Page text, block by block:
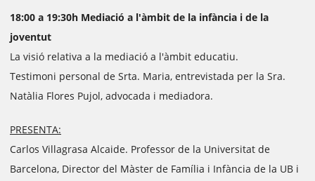
18:00 a 19:30h Mediació a l'àmbit de la infància i de la
joventut
La visió relativa a la mediació a l'àmbit educatiu.
Testimoni personal de Srta. Maria, entrevistada per la Sra.
Natàlia Flores Pujol, advocada i mediadora.
PRESENTA:
Carlos Villagrasa Alcaide. Professor de la Universitat de
Barcelona, Director del Màster de Família i Infància de la UB i